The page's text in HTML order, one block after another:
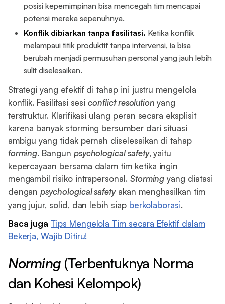
posisi kepemimpinan bisa mencegah tim mencapai
potensi mereka sepenuhnya.
Konflik dibiarkan tanpa fasilitasi. Ketika konflik
melampaui titik produktif tanpa intervensi, ia bisa
berubah menjadi permusuhan personal yang jauh lebih
sulit diselesaikan.
Strategi yang efektif di tahap ini justru mengelola
konflik. Fasilitasi sesiconflict resolutionyang
terstruktur. Klarifikasi ulang peran secara eksplisit
karena banyak storming bersumber dari situasi
ambigu yang tidak pernah diselesaikan di tahap
forming. Bangun psychological safety, yaitu
kepercayaan bersama dalam tim ketika ingin
mengambil risiko intrapersonal. Storming yang diatasi
denganpsychological safetyakan menghasilkan tim
yang jujur, solid, dan lebih siap berkolaborasi.
Baca juga Tips Mengelola Tim secara Efektif dalam
Bekerja, Wajib Ditiru!
Norming(Terbentuknya Norma
dan Kohesi Kelompok)